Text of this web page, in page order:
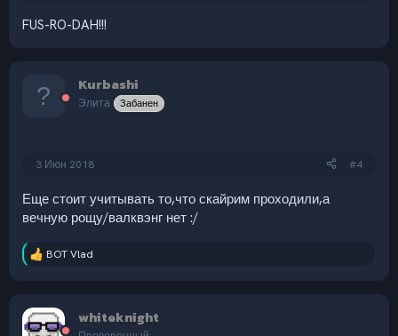
FUS-RO-DAH!!!
Kurbashi
Элита Забанен
3 Июн 2018 #4
Еще стоит учитывать то,что скайрим проходили,а
вечную рощу/валквэнг нет :/
Р
ц
и
BOT Vlad
whiteknight